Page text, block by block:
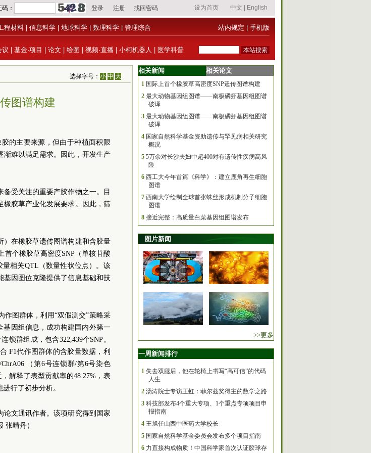
程材料 信息科学 地球科学 数理科学 管理综合 站内规定 手机版
议 基金·项目 论文 绘图 视频·直播 小柯机器人 医学科普
选择字号：小 中 大
图谱构建
的主要来源，但由于种植面积限
渐难以满足需求。因此，开发生产
受关注的重要产胶作物之一。目
橡胶草产业化发展要求。因此，筛
）在橡胶草遗传图谱构建和含胶量
个橡胶草高密度SNP（单核苷酸
相关QTL（数量性状位点）。该
基因图位克隆提供了信息基础和技
作图群体，利用“双假测交”策略采
基因组信息，成功构建国内外第一
锁群组成，包含322,439个SNP。
F1代作图群体的含胶量数据，利
（第6号连锁群/第6号染色
解释了表型贡献率的48.27%，表
行了初步分析。
论文通讯作者。该项研究得到国家
张晴丹）
相关新闻 相关论文
1 国际上首个橡胶草高密度SNP遗传图谱构建
2 最大动物基因组图谱——南极磷虾基因组图谱
破译
3 最大动物基因组图谱——南极磷虾基因组图谱
破译
4 国家自然科学基金资助遗传与罕见病相关研究
概况
5 5万余对长沙夫妇中超400对有遗传性疾病高风
险
6 西工大今年首篇《科学》：建立鹿角再生细胞
图谱
7 西南大学绘制全球首张蛛丝形成机制分子细胞
图谱
8 接近完整：高质量白菜基因组图谱发布
图片新闻
>>更多
一周新闻排行
1 失去双腿后，他在轮椅上书写“高可信”的代码
人生
2 汤涛院士专访王虹：菲尔兹奖得主的数学之路
3 科技部发布4个重大专项、1个重点专项项目申
报指南
4 王旭任山西中医药大学校长
5 国家自然科学基金委员会发布多个项目指南
6 力直接构成物质！中国科学家首次认证胶球存